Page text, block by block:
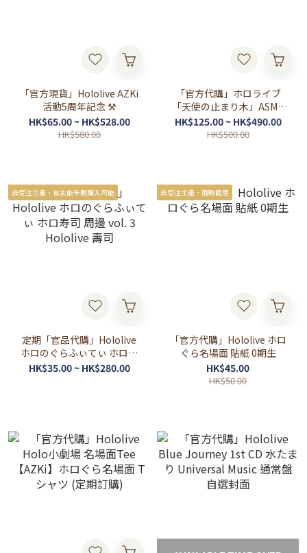
「官方現貨」Hololive AZKi
活動5周年記念 ⚒
HK$65.00 ~ HK$528.00
HK$580.00
「官方代購」ホロライブ
「天使の止まり木」ASMR
ボイス ⚒💫🎣 錄音
HK$125.00 ~ HK$490.00
HK$500.00
非受注生產，有未能全數購入可能
定期「官品代購」Hololive
ホロのぐらふぃてぃ ホロ寿
司 周邊 vol. 3 Hololive 壽司
HK$35.00 ~ HK$280.00
非受注生產，隨時截單
「官方代購」Hololive ホロ
ぐら名場面 貼紙 0期生
HK$45.00
HK$50.00